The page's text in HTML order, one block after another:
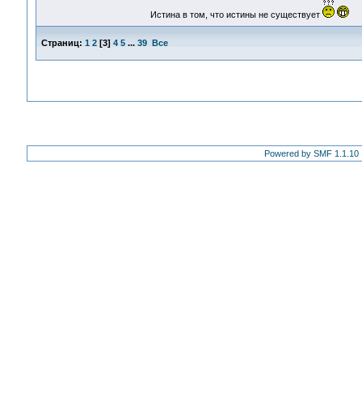
Истина в том, что истины не существует
Страниц: 1 2[3] 4 5 ... 39 Все
Powered by SMF 1.1.10